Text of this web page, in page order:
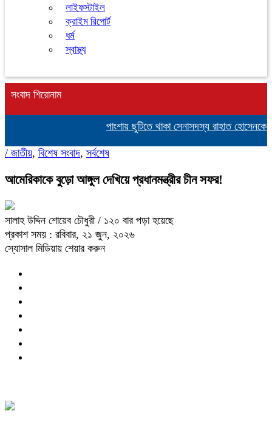
লাইফস্টাইল
ক্রাইম রিপোর্ট
ধর্ম
স্বাস্থ্য
সংবাদ শিরোনাম
পাংশায় ছুটিতে থাকা সেনাসদস্য রাহাত হোসেনকে
/ জাতীয়, বিশেষ সংবাদ, সর্বশেষ
আমেরিকাকে বুড়ো আঙ্গুল দেখিয়ে প্রধানমন্ত্রীর চীন সফর!
সালাহ উদ্দিন শোয়েব চৌধুরী / ১২০ বার পড়া হয়েছে
প্রকাশ সময় : রবিবার, ২১ জুন, ২০২৬
স্যোসাল মিডিয়ায় শেয়ার করুন